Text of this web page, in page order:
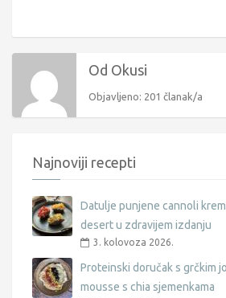
Od Okusi
Objavljeno: 201 članak/a
Najnoviji recepti
Datulje punjene cannoli
desert u zdravijem izdanju
3. kolovoza 2026.
Proteinski doručak s grčkim
mousse s chia sjemenkama